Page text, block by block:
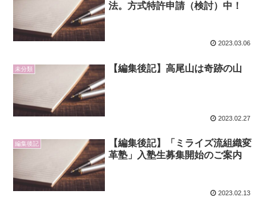
法。方式特許申請（検討）中！
2023.03.06
未分類 【編集後記】高尾山は奇跡の山
2023.02.27
編集後記
【編集後記】「ミライズ流組織変
革塾」入塾生募集開始のご案内
2023.02.13